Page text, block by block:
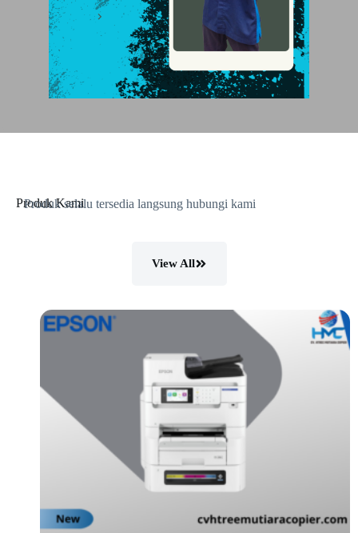
Produk Kami
Produk selalu tersedia langsung hubungi kami
View All